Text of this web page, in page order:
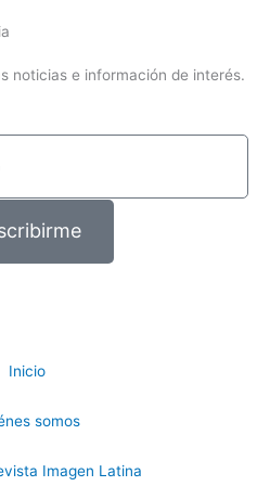
noticias e información de interés.
Inicio
somos
Imagen Latina